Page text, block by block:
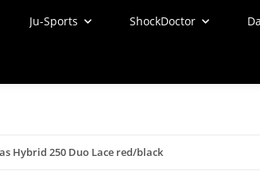
Ju-Sports ShockDoctor
Hybrid 250 Duo Lace red/black